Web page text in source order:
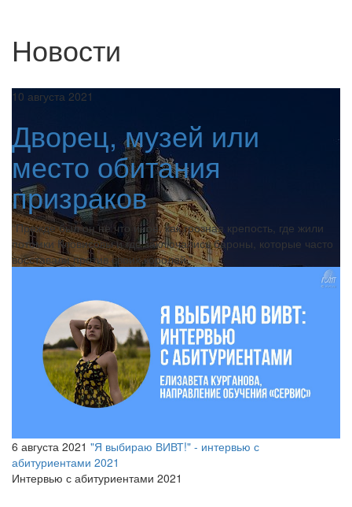
Новости
10 августа 2021
Дворец, музей или
место обитания
призраков
“Прежде был он не что иное, как грозная крепость, где жили
потомки Кловисовы и где заключались бароны, которые часто
восставали против своих королей.”
6 августа 2021 "Я выбираю ВИВТ!" - интервью с
абитуриентами 2021
Интервью с абитуриентами 2021